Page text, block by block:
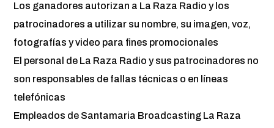
Los ganadores autorizan a La Raza Radio y los
patrocinadores a utilizar su nombre, su imagen, voz,
fotografías y video para fines promocionales
El personal de La Raza Radio y sus patrocinadores no
son responsables de fallas técnicas o en líneas
telefónicas
Empleados de Santamaria Broadcasting La Raza